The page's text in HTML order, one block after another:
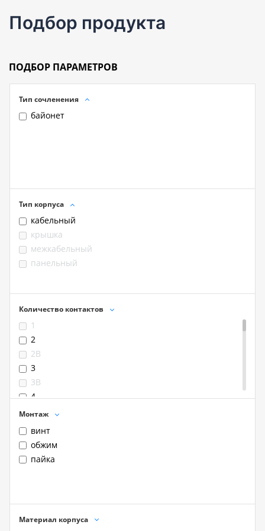
Подбор продукта
ПОДБОР ПАРАМЕТРОВ
Тип сочленения
байонет
Тип корпуса
кабельный
крышка
межкабельный
панельный
Количество контактов
1
2
2B
3
3B
4
4B
9
Монтаж
винт
обжим
пайка
Материал корпуса